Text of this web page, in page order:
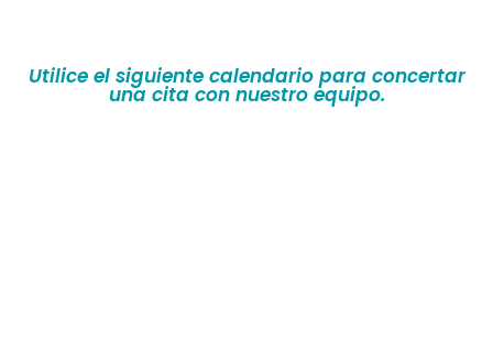
Utilice el siguiente calendario para concertar
una cita con nuestro equipo.